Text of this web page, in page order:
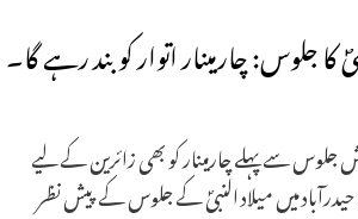
کا جلوس: چارمینار اتوار کو بند رہے گا۔
جلوس سے پہلے چارمینار کو بھی زائرین کے لیے
حیدرآباد میں میلاد النبیؐ کے جلوس کے پیش نظر